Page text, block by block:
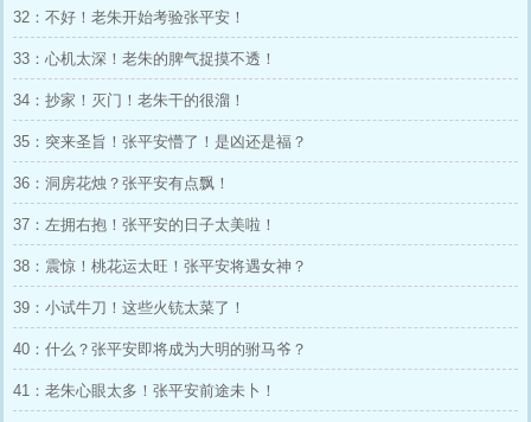
32：不好！老朱开始考验张平安！
33：心机太深！老朱的脾气捉摸不透！
34：抄家！灭门！老朱干的很溜！
35：突来圣旨！张平安懵了！是凶还是福？
36：洞房花烛？张平安有点飘！
37：左拥右抱！张平安的日子太美啦！
38：震惊！桃花运太旺！张平安将遇女神？
39：小试牛刀！这些火铳太菜了！
40：什么？张平安即将成为大明的驸马爷？
41：老朱心眼太多！张平安前途未卜！